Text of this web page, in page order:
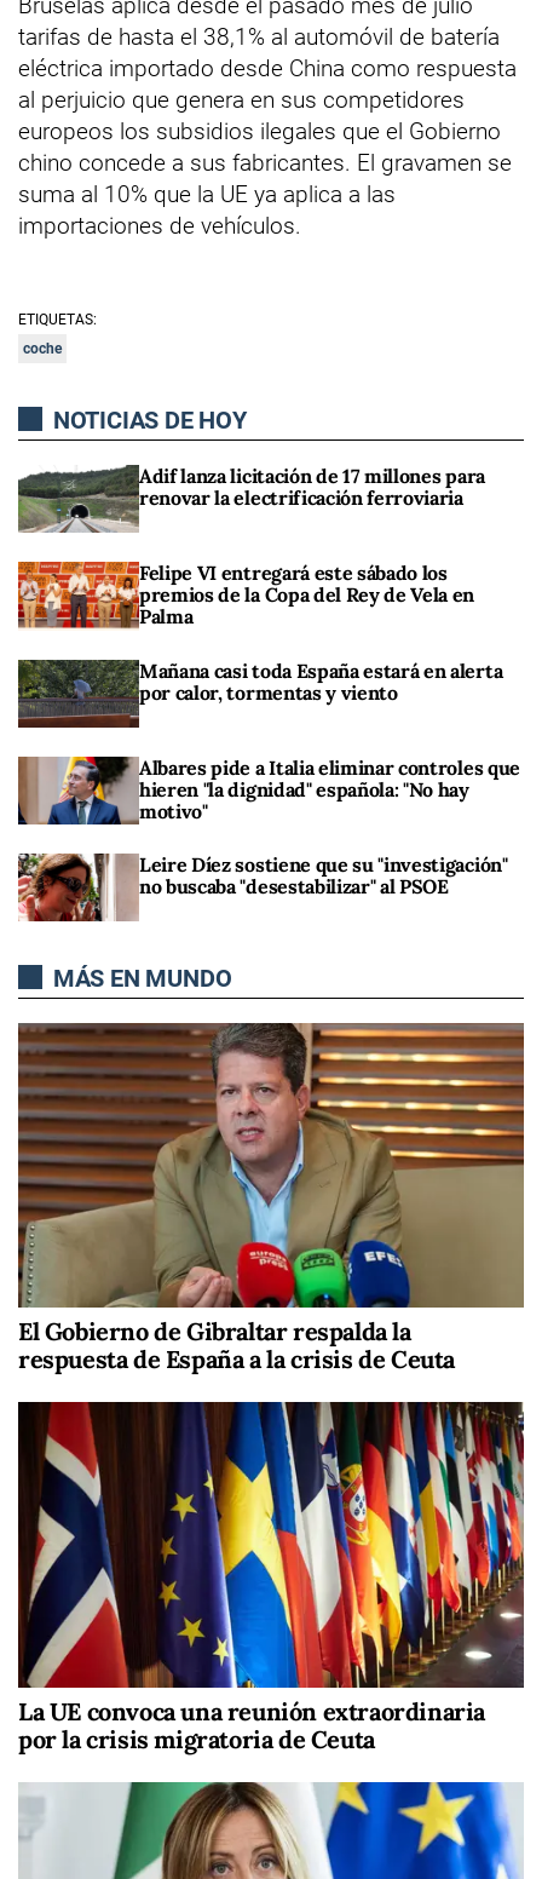
tarifas de hasta el 38,1% al automóvil de batería
eléctrica importado desde China como respuesta
al perjuicio que genera en sus competidores
europeos los subsidios ilegales que el Gobierno
chino concede a sus fabricantes. El gravamen se
suma al 10% que la UE ya aplica a las
importaciones de vehículos.
ETIQUETAS:
coche
NOTICIAS DE HOY
Adif lanza licitación de 17 millones para
renovar la electrificación ferroviaria
Felipe VI entregará este sábado los
premios de la Copa del Rey de Vela en
Palma
Mañana casi toda España estará en alerta
por calor, tormentas y viento
Albares pide a Italia eliminar controles que
hieren "la dignidad" española: "No hay
motivo"
Leire Díez sostiene que su "investigación"
no buscaba "desestabilizar" al PSOE
MÁS EN MUNDO
El Gobierno de Gibraltar respalda la
respuesta de España a la crisis de Ceuta
La UE convoca una reunión extraordinaria
por la crisis migratoria de Ceuta